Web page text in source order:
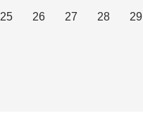
25 26 27 28 29